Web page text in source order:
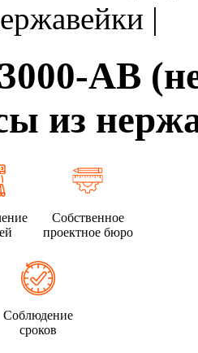
|
AB
из
Собственное
проектное бюро
Соблюдение
сроков